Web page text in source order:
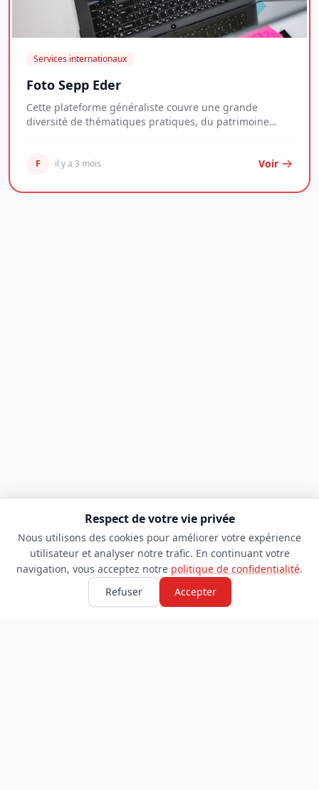
Services internationaux
Foto Sepp Eder
Cette plateforme généraliste couvre une grande
diversité de thématiques pratiques, du patrimoine
F il y a 3 mois Voir
Respect de votre vie privée
Nous utilisons des cookies pour améliorer votre expérience
utilisateur et analyser notre trafic. En continuant votre
navigation, vous acceptez notre politique de confidentialité.
Refuser
Accepter